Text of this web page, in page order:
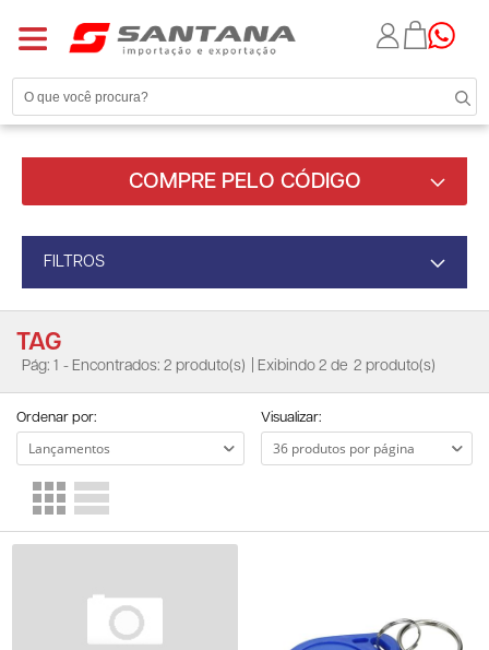
COMPRE PELO CÓDIGO
FILTROS
TAG
Pág: 1 - Encontrados: 2 produto(s) | Exibindo 2 de 2 produto(s)
Ordenar por: Visualizar: